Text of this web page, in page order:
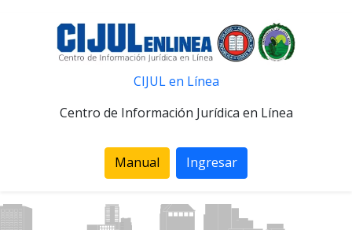
CIJUL en Línea
Centro de Información Jurídica en Línea
Manual Ingresar